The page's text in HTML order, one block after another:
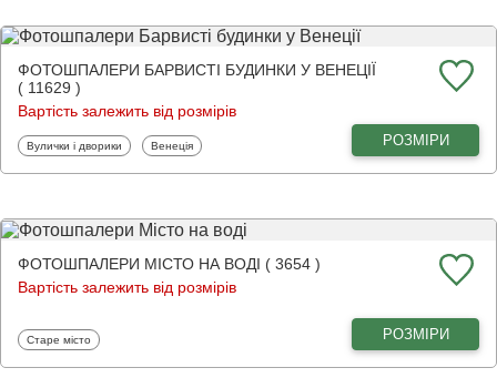
ФОТОШПАЛЕРИ БАРВИСТІ БУДИНКИ У ВЕНЕЦІЇ
( 11629 )
Вартість залежить від розмірів
Фотошпалери
Вулички і дворики Фотошпалери
Венеція РОЗМІРИ
ФОТОШПАЛЕРИ МІСТО НА ВОДІ ( 3654 )
Вартість залежить від розмірів
Фотошпалери
Старе місто РОЗМІРИ